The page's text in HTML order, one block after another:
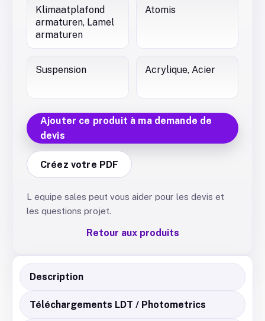
Klimaatplafond
armaturen, Lamel
armaturen
Atomis
Suspension Acrylique, Acier
Ajouter ce produit à ma demande de
devis
Créez votre PDF
L equipe sales peut vous aider pour les devis et
les questions projet.
Retour aux produits
Description
Téléchargements LDT / Photometrics